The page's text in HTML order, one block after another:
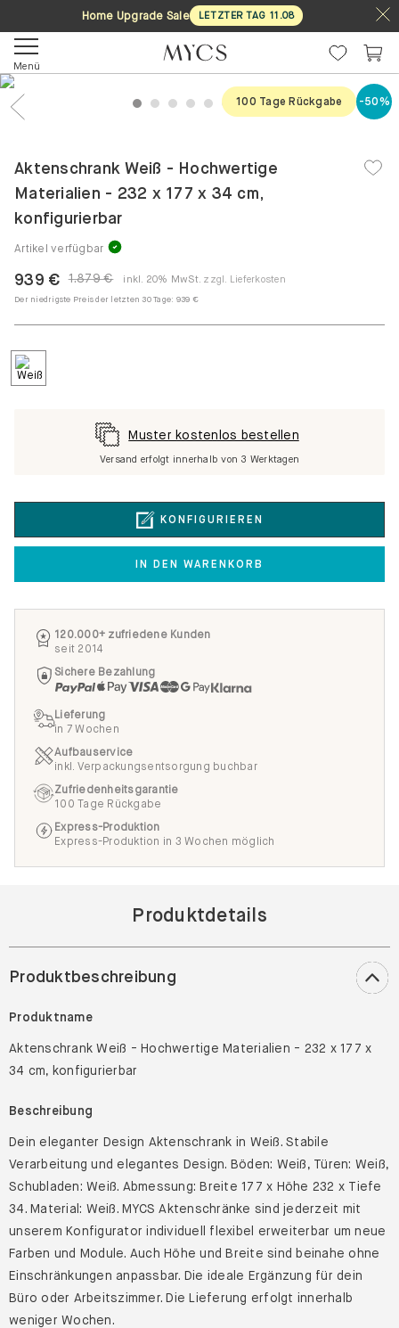
Home Upgrade Sale LETZTER TAG 11 .08
Menü
1 2 3 4 5 6 7 8
100 Tage Rückgabe -50%
Aktenschrank Weiß - Hochwertige
Materialien - 232 x 177 x 34 cm,
konfigurierbar
Artikel verfügbar
1.879 €
939 € inkl. 20% MwSt. zzgl. Lieferkosten
Der niedrigste Preis der letzten 30 Tage: 939 €
KONFIGURIEREN
IN DEN WARENKORB
Muster kostenlos bestellen
Versand erfolgt innerhalb von 3 Werktagen
120.000+ zufriedene Kunden
seit 2014
Sichere Bezahlung
Lieferung
in 7 Wochen
Aufbauservice
inkl. Verpackungsentsorgung buchbar
Zufriedenheitsgarantie
100 Tage Rückgabe
Express-Produktion
Express-Produktion in 3 Wochen möglich
Produktdetails
Produktbeschreibung
Produktname
Aktenschrank Weiß - Hochwertige Materialien - 232 x 177 x
34 cm, konfigurierbar
Beschreibung
Dein eleganter Design Aktenschrank in Weiß. Stabile
Verarbeitung und elegantes Design. Böden: Weiß, Türen: Weiß,
Schubladen: Weiß. Abmessung: Breite 177 x Höhe 232 x Tiefe
34. Material: Weiß. MYCS Aktenschränke sind jederzeit mit
unserem Konfigurator individuell flexibel erweiterbar um neue
Farben und Module. Auch Höhe und Breite sind beinahe ohne
Einschränkungen anpassbar. Die ideale Ergänzung für dein
Büro oder Arbeitszimmer. Die Lieferung erfolgt innerhalb
weniger Wochen.